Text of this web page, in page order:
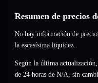
Resumen de precios
No hay información de
la escasísima liquidez.
Según la última
de 24 horas de N/A, sin